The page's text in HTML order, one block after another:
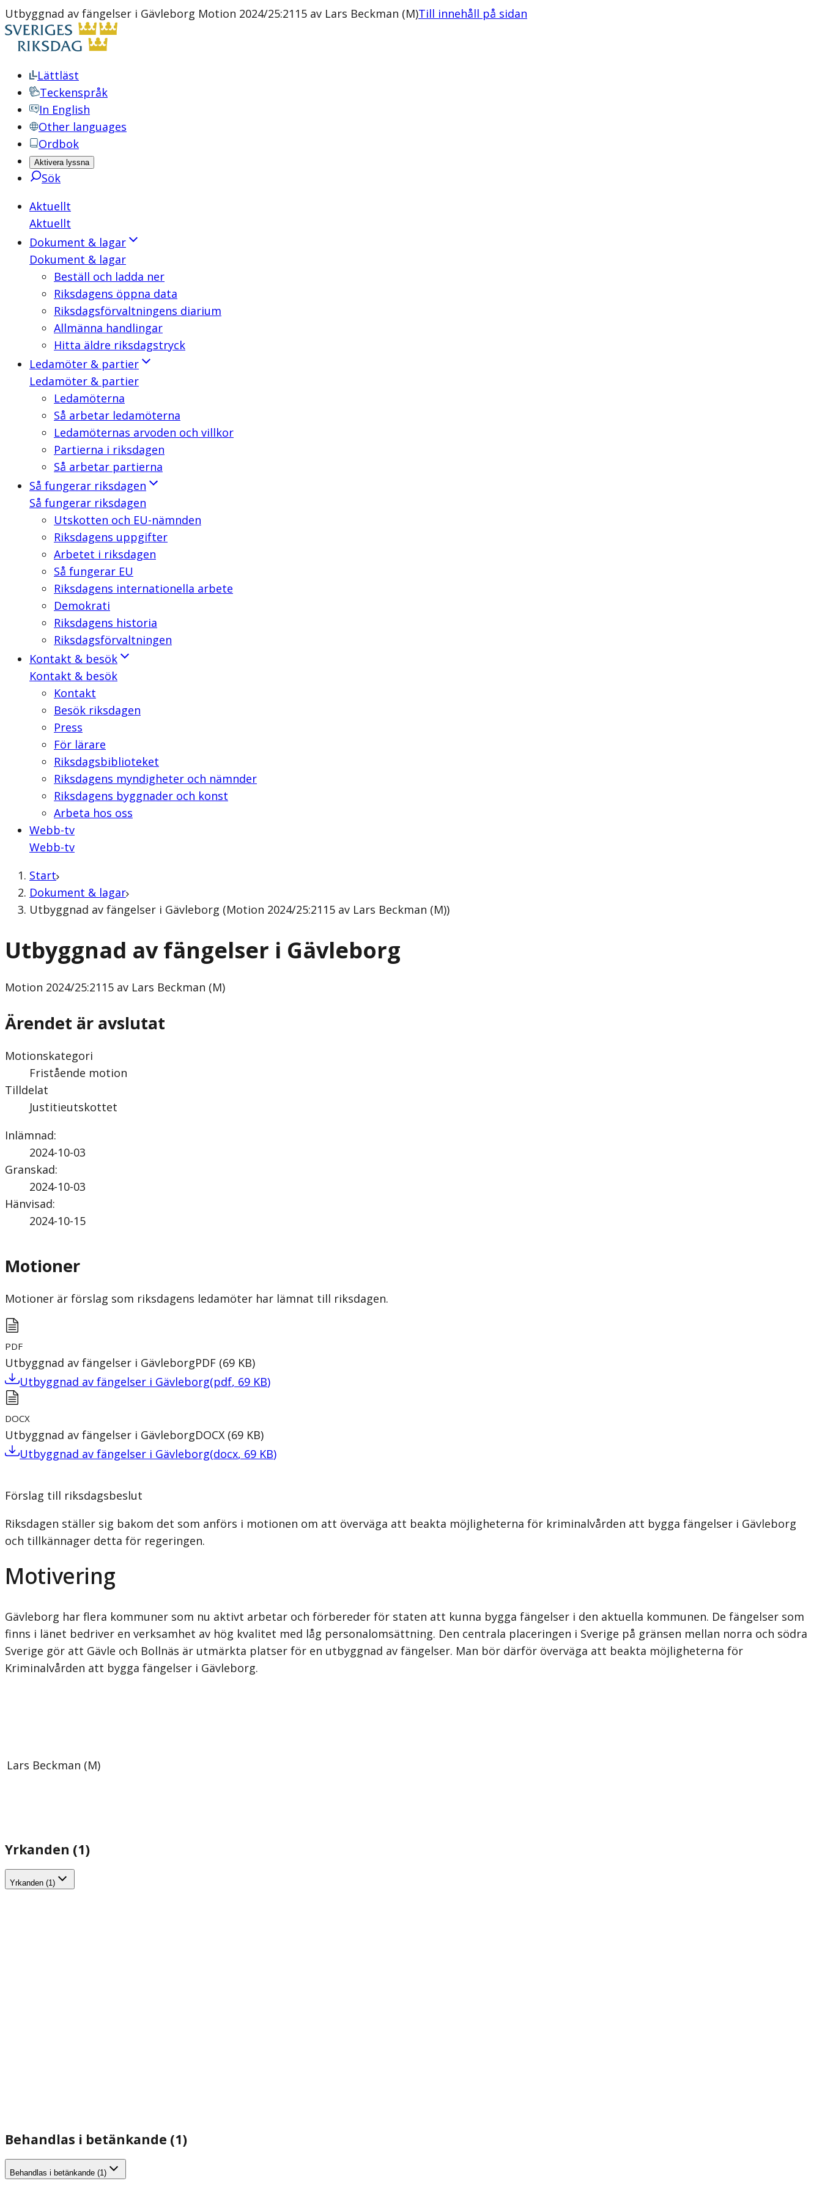
Utbyggnad av fängelser i Gävleborg Motion 2024/25:2115 av Lars Beckman (M)Till innehåll på sidan
Lättläst
Teckenspråk
In English
Other languages
Ordbok
Aktivera lyssna
Sök
Aktuellt
Aktuellt
Dokument & lagar
Dokument & lagar
Beställ och ladda ner
Riksdagens öppna data
Riksdagsförvaltningens diarium
Allmänna handlingar
Hitta äldre riksdagstryck
Ledamöter & partier
Ledamöter & partier
Ledamöterna
Så arbetar ledamöterna
Ledamöternas arvoden och villkor
Partierna i riksdagen
Så arbetar partierna
Så fungerar riksdagen
Så fungerar riksdagen
Utskotten och EU-nämnden
Riksdagens uppgifter
Arbetet i riksdagen
Så fungerar EU
Riksdagens internationella arbete
Demokrati
Riksdagens historia
Riksdagsförvaltningen
Kontakt & besök
Kontakt & besök
Kontakt
Besök riksdagen
Press
För lärare
Riksdagsbiblioteket
Riksdagens myndigheter och nämnder
Riksdagens byggnader och konst
Arbeta hos oss
Webb-tv
Webb-tv
Start
Dokument & lagar
Utbyggnad av fängelser i Gävleborg (Motion 2024/25:2115 av Lars Beckman (M))
Utbyggnad av fängelser i Gävleborg
Motion 2024/25:2115 av Lars Beckman (M)
Ärendet är avslutat
Motionskategori
Fristående motion
Tilldelat
Justitieutskottet
Inlämnad:
2024-10-03
Granskad:
2024-10-03
Hänvisad:
2024-10-15
Motioner
Motioner är förslag som riksdagens ledamöter har lämnat till riksdagen.
PDF
Utbyggnad av fängelser i GävleborgPDF (69 KB)
Utbyggnad av fängelser i Gävleborg(pdf, 69 KB)
DOCX
Utbyggnad av fängelser i GävleborgDOCX (69 KB)
Utbyggnad av fängelser i Gävleborg(docx, 69 KB)
Förslag till riksdagsbeslut
Riksdagen ställer sig bakom det som anförs i motionen om att överväga att beakta möjligheterna för kriminalvården att bygga fängelser i Gävleborg
och tillkännager detta för regeringen.
Motivering
Gävleborg har flera kommuner som nu aktivt arbetar och förbereder för staten att kunna bygga fängelser i den aktuella kommunen. De fängelser som
finns i länet bedriver en verksamhet av hög kvalitet med låg personalomsättning. Den centrala placeringen i Sverige på gränsen mellan norra och södra
Sverige gör att Gävle och Bollnäs är utmärkta platser för en utbyggnad av fängelser. Man bör därför överväga att beakta möjligheterna för
Kriminalvården att bygga fängelser i Gävleborg.
Lars Beckman (M)
Yrkanden (1)
Yrkanden (1)
Behandlas i betänkande (1)
Behandlas i betänkande (1)